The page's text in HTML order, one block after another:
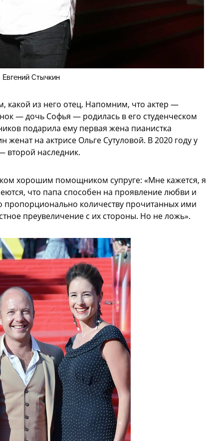
Евгений Стычкин
какой из него отец. Напомним, что актер —
— дочь Софья — родилась в его студенческом
подарила ему первая жена пианистка
женат на актрисе Ольге Сутуловой. В 2020 году у
второй наследник.
хорошим помощником супруге: «Мне кажется, я
что папа способен на проявление любви и
пропорционально количеству прочитанных ими
преувеличение с их стороны. Но не ложь».